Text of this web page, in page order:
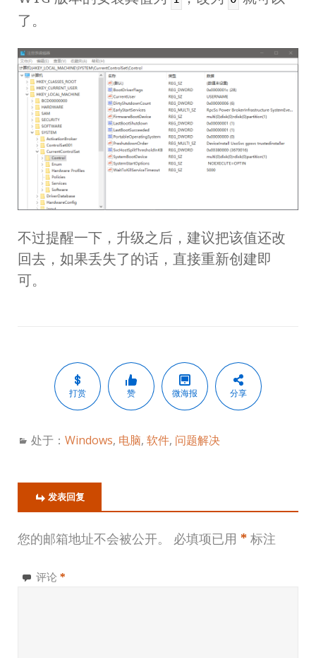
了。
不过提醒一下，升级之后，建议把该值还改
回去，如果丢失了的话，直接重新创建即
可。
打赏 赞 微海报 分享
处于： Windows, 电脑, 软件, 问题解决
发表回复
您的邮箱地址不会被公开。 必填项已用 * 标注
评论 *